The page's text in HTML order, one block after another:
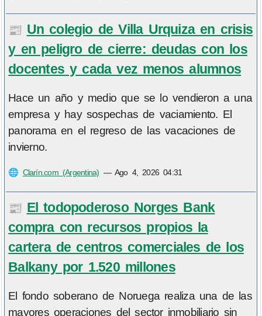
📰 Un colegio de Villa Urquiza en crisis
y en peligro de cierre: deudas con los
docentes y cada vez menos alumnos
Hace un año y medio que se lo vendieron a una
empresa y hay sospechas de vaciamiento. El
panorama en el regreso de las vacaciones de
invierno.
🌐 Clarín.com (Argentina) — Ago 4, 2026 04:31
📰 El todopoderoso Norges Bank
compra con recursos propios la
cartera de centros comerciales de los
Balkany por 1.520 millones
El fondo soberano de Noruega realiza una de las
mayores operaciones del sector inmobiliario sin